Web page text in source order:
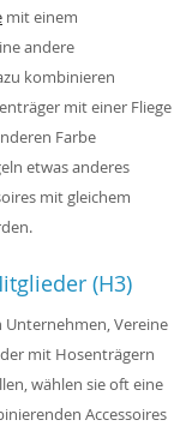
mit einem
andere
kombinieren
mit einer Fliege
Farbe
etwas anderes
mit gleichem
(H3)
Unternehmen, Vereine
mit Hosenträgern
wählen sie oft eine
Accessoires